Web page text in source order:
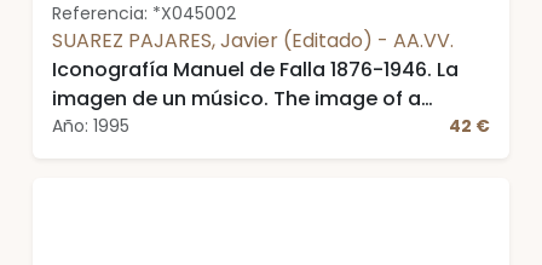
Referencia: *X045002
SUAREZ PAJARES, Javier (Editado) - AA.VV.
Iconografía Manuel de Falla 1876-1946. La
imagen de un músico. The image of a
musician
Año: 1995 42 €